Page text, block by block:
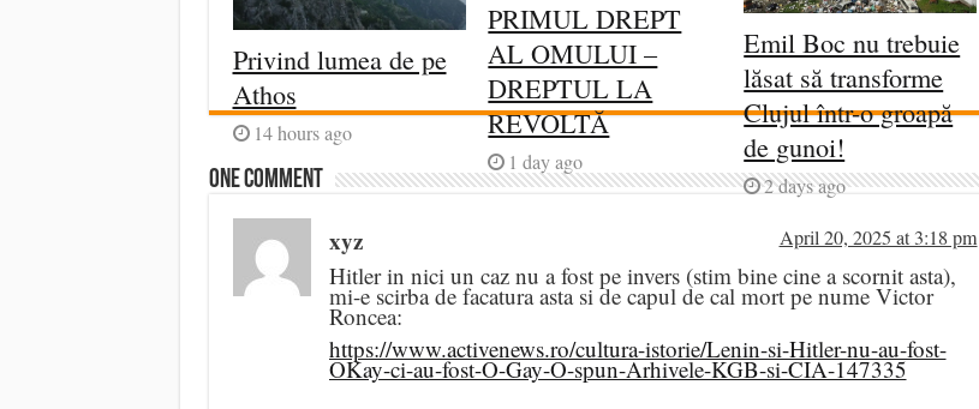
Privind lumea de pe
Athos
14 hours ago
PRIMUL DREPT
AL OMULUI –
DREPTUL LA
REVOLTĂ
1 day ago
Emil Boc nu trebuie
lăsat să transforme
Clujul într-o groapă
de gunoi!
2 days ago
One comment
xyz April 20, 2025 at 3:18 pm
Hitler in nici un caz nu a fost pe invers (stim bine cine a scornit asta),
mi-e scirba de facatura asta si de capul de cal mort pe nume Victor
Roncea:
https://www.activenews.ro/cultura-istorie/Lenin-si-Hitler-nu-au-fost-
OKay-ci-au-fost-O-Gay-O-spun-Arhivele-KGB-si-CIA-147335